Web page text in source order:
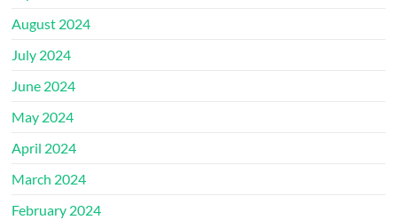
August 2024
July 2024
June 2024
May 2024
April 2024
March 2024
February 2024